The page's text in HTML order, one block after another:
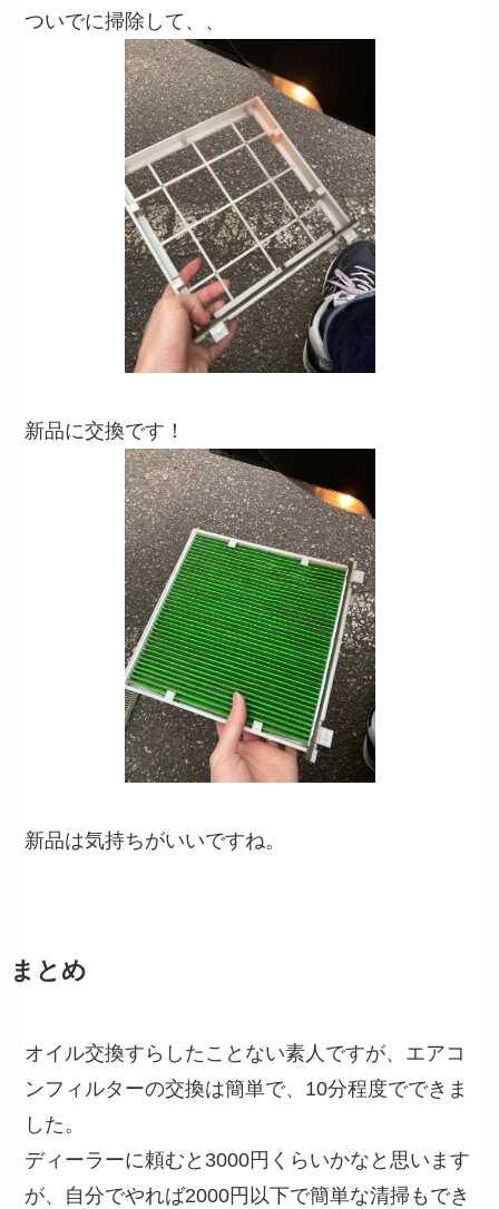
ついでに掃除して、、
新品に交換です！
新品は気持ちがいいですね。
まとめ
オイル交換すらしたことない素人ですが、エアコ
ンフィルターの交換は簡単で、10分程度でできま
した。
ディーラーに頼むと3000円くらいかなと思います
が、自分でやれば2000円以下で簡単な清掃もでき